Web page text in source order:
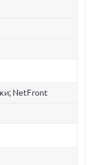
NetFront